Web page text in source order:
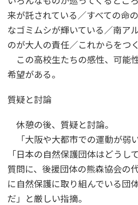
来が託されている／すべての命
なゴミムシが輝いている／南ア
のが大人の責任／これからをつ
この高校生たちの感性、可能
希望がある。
質疑と討論
休憩の後、質疑と討論。
「大阪や大都市での運動が弱
「日本の自然保護団体はどうし
質問に、後援団体の熊森協会の
に自然保護に取り組んでいる団
だ」と厳しい指摘。